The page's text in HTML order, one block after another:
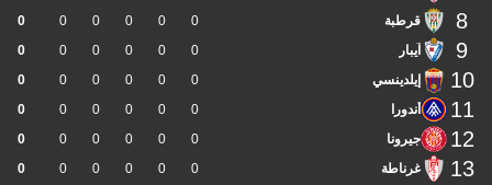
8 قرطبة 0
0
0
0
0
0
9 آيبار 0
0
0
0
0
0
10 إيلدينسي 0
0
0
0
0
0
11 أندورا 0
0
0
0
0
0
12 جيرونا 0
0
0
0
0
0
13 غرناطة 0
0
0
0
0
0